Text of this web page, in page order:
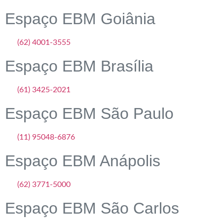
Espaço EBM Goiânia
(62) 4001-3555
Espaço EBM Brasília
(61) 3425-2021
Espaço EBM São Paulo
(11) 95048-6876
Espaço EBM Anápolis
(62) 3771-5000
Espaço EBM São Carlos